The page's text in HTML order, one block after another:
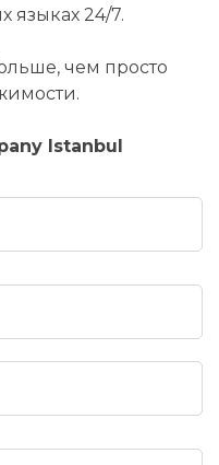
языках 24/7.
чем просто
Istanbul